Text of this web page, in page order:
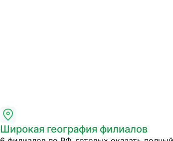
Широкая география филиалов